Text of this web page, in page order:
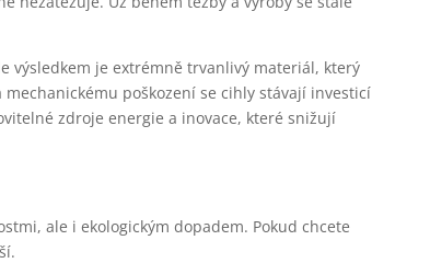
výsledkem je extrémně trvanlivý materiál, který
poškození se cihly stávají investicí
zdroje energie a inovace, které snižují
ale i ekologickým dopadem. Pokud chcete